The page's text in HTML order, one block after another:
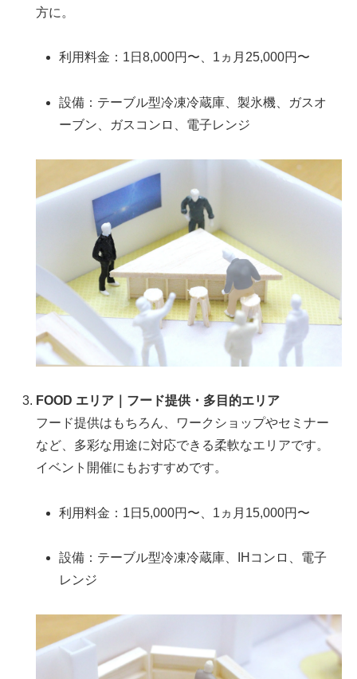
方に。
利用料金：1日8,000円〜、1ヵ月25,000円〜
設備：テーブル型冷凍冷蔵庫、製氷機、ガスオ
ーブン、ガスコンロ、電子レンジ
FOOD エリア｜フード提供・多目的エリア
フード提供はもちろん、ワークショップやセミナー
など、多彩な用途に対応できる柔軟なエリアです。
イベント開催にもおすすめです。
利用料金：1日5,000円〜、1ヵ月15,000円〜
設備：テーブル型冷凍冷蔵庫、IHコンロ、電子
レンジ